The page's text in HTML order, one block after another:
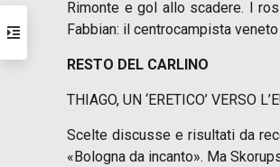
Rimonte e gol allo scadere. I
Fabbian: il centrocampista
RESTO DEL CARLINO
THIAGO, UN ‘ERETICO’ VERSO
Scelte discusse e risultati da
«Bologna da incanto». Ma